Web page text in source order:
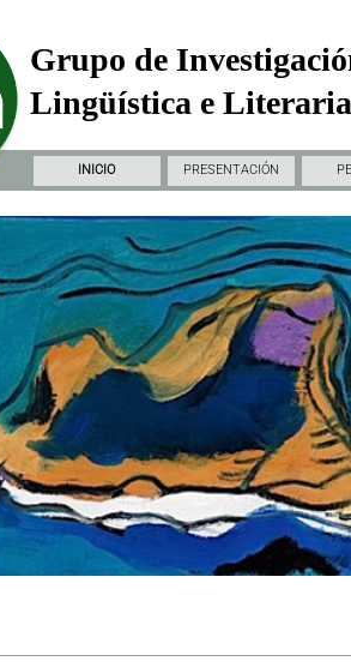
Grupo de
Lingüística e
INICIO PRESENTACIÓN